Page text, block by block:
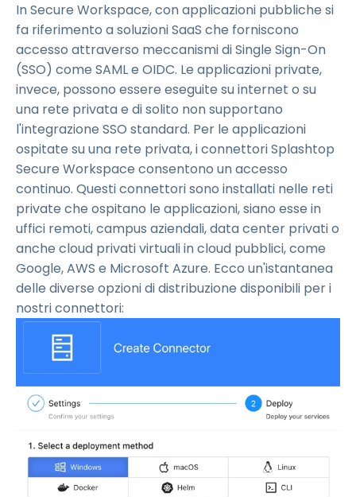
In Secure Workspace, con applicazioni pubbliche si
fa riferimento a soluzioni SaaS che forniscono
accesso attraverso meccanismi di Single Sign-On
(SSO) come SAML e OIDC. Le applicazioni private,
invece, possono essere eseguite su internet o su
una rete privata e di solito non supportano
l'integrazione SSO standard. Per le applicazioni
ospitate su una rete privata, i connettori Splashtop
Secure Workspace consentono un accesso
continuo. Questi connettori sono installati nelle reti
private che ospitano le applicazioni, siano esse in
uffici remoti, campus aziendali, data center privati o
anche cloud privati virtuali in cloud pubblici, come
Google, AWS e Microsoft Azure. Ecco un'istantanea
delle diverse opzioni di distribuzione disponibili per i
nostri connettori: